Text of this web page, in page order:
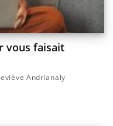
vous faisait
Andrianaly